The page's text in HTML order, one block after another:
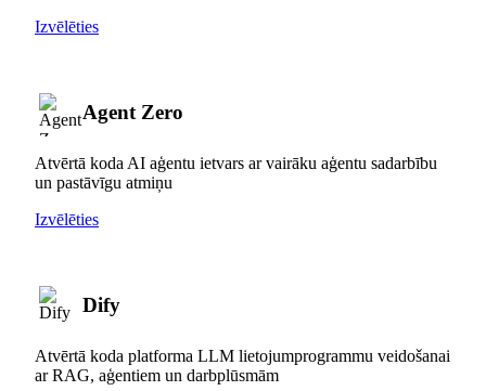
Izvēlēties
Agent Zero
Atvērtā koda AI aģentu ietvars ar vairāku aģentu sadarbību
un pastāvīgu atmiņu
Izvēlēties
Dify
Atvērtā koda platforma LLM lietojumprogrammu veidošanai
ar RAG, aģentiem un darbplūsmām